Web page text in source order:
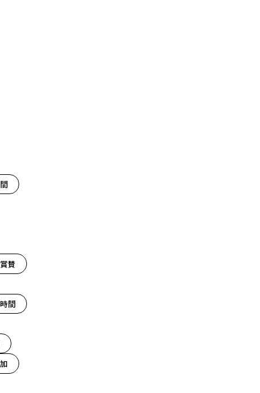
賛
間